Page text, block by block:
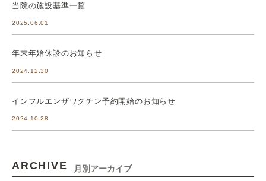
当院の施設基準一覧
2025.06.01
年末年始休診のお知らせ
2024.12.30
インフルエンザワクチン予約開始のお知らせ
2024.10.28
ARCHIVE 月別アーカイブ